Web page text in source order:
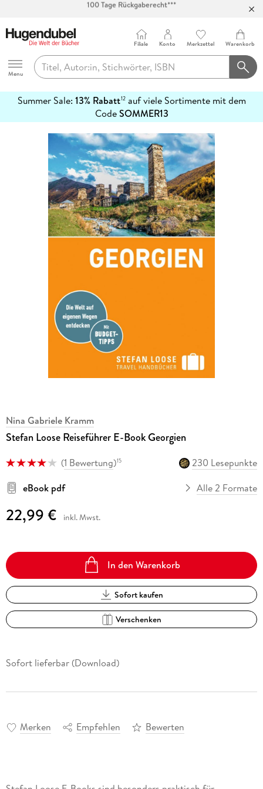
Abholung in über 100 Filialen
Hugendubel
Menu
Filiale Konto Merkzettel Warenkorb
Summer Sale: 13% Rabatt12auf viele Sortimente mit dem
CodeSOMMER13
erfahren
Nina Gabriele Kramm
Stefan Loose Reiseführer E-Book Georgien
(1 Bewertung)15
230 Lesepunkte
eBook pdf
Alle 2 Formate
22,99 € inkl. Mwst.
In den Warenkorb
Sofort kaufen
Verschenken
Sofort lieferbar (Download)
Merken Empfehlen Bewerten